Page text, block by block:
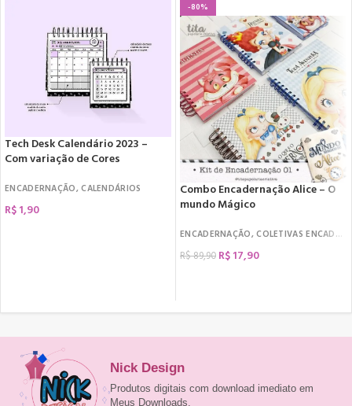
Tech Desk Calendário 2023 –
Com variação de Cores
ENCADERNAÇÃO,CALENDÁRIOS
R$1,90
-80%
Combo Encadernação Alice – O
mundo Mágico
ENCADERNAÇÃO,COLETIVAS ENCADERNAÇÃO
R$89,90 R$17,90
Nick Design
Produtos digitais com download imediato em
Meus Downloads.